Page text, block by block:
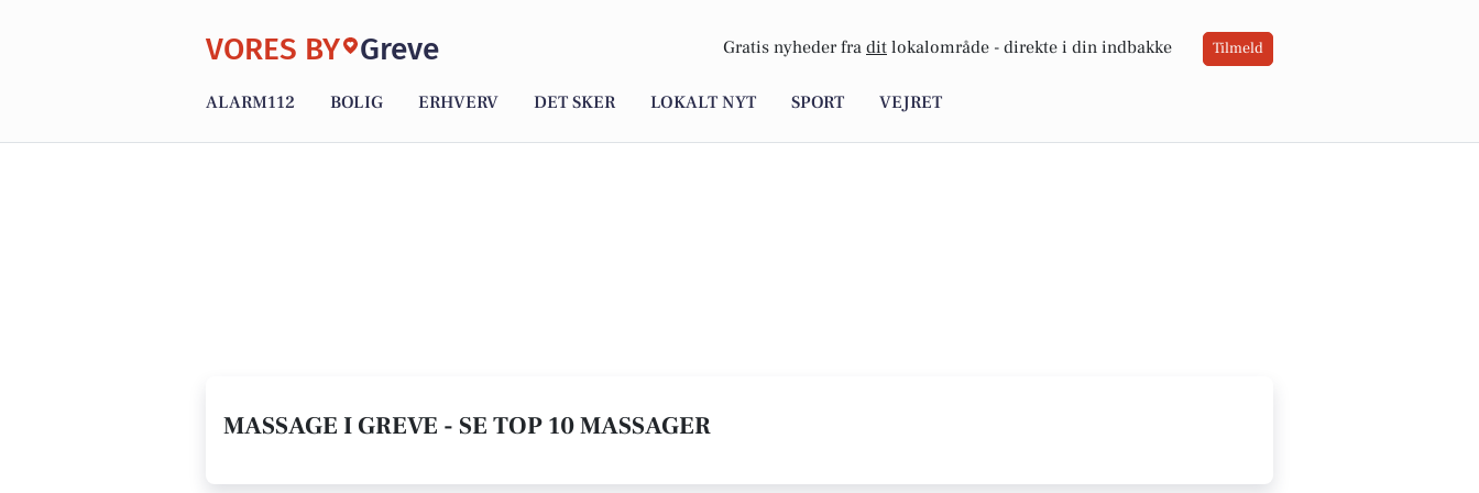
VORES BY Greve Gratis nyheder fra dit lokalområde - direkte i din indbakke Tilmeld
ALARM112 BOLIG ERHVERV DET SKER LOKALT NYT SPORT VEJRET
MASSAGE I GREVE - SE TOP 10 MASSAGER